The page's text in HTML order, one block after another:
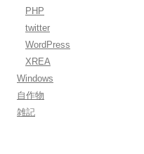
PHP
twitter
WordPress
XREA
Windows
自作物
雑記